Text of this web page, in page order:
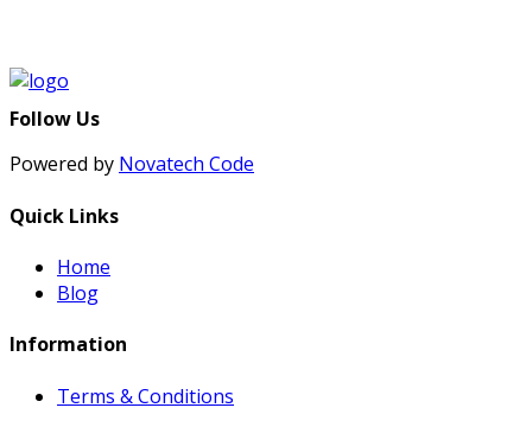
Follow Us
Powered by Novatech Code
Quick Links
Home
Blog
Information
Terms & Conditions